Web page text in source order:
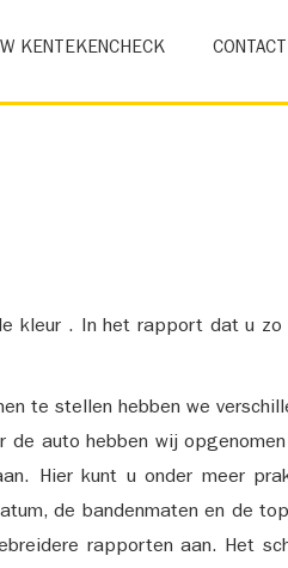
KENTEKENCHECK CONTACT
kleur . In het rapport dat u
te stellen hebben we
de auto hebben wij
Hier kunt u onder meer
de bandenmaten en de
rapporten aan. Het